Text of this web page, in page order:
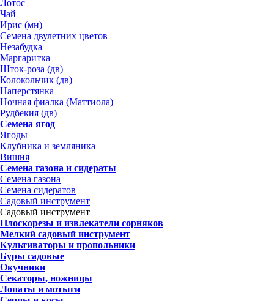
Лотос
Чай
Ирис (мн)
Семена двулетних цветов
Незабудка
Маргаритка
Шток-роза (дв)
Колокольчик (дв)
Наперстянка
Ночная фиалка (Маттиола)
Рудбекия (дв)
Семена ягод
Ягоды
Клубника и земляника
Вишня
Семена газона и сидераты
Семена газона
Семена сидератов
Садовый инструмент
Садовый инструмент
Плоскорезы и извлекатели сорняков
Мелкий садовый инструмент
Культиваторы и пропольники
Буры садовые
Окучники
Секаторы, ножницы
Лопаты и мотыги